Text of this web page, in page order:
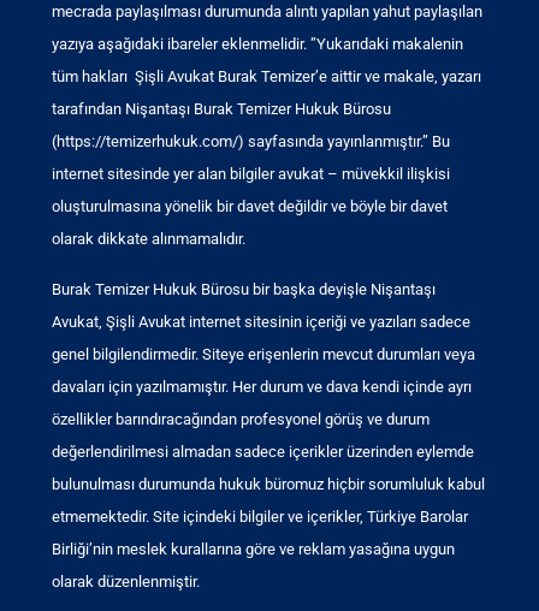
mecrada paylaşılması durumunda alıntı yapılan yahut paylaşılan
yazıya aşağıdaki ibareler eklenmelidir. ”Yukarıdaki makalenin
tüm hakları Şişli Avukat Burak Temizer’e aittir ve makale, yazarı
tarafından Nişantaşı Burak Temizer Hukuk Bürosu
(https://temizerhukuk.com/) sayfasında yayınlanmıştır.” Bu
internet sitesinde yer alan bilgiler avukat – müvekkil ilişkisi
oluşturulmasına yönelik bir davet değildir ve böyle bir davet
olarak dikkate alınmamalıdır.
Burak Temizer Hukuk Bürosu bir başka deyişle Nişantaşı
Avukat, Şişli Avukat internet sitesinin içeriği ve yazıları sadece
genel bilgilendirmedir. Siteye erişenlerin mevcut durumları veya
davaları için yazılmamıştır. Her durum ve dava kendi içinde ayrı
özellikler barındıracağından profesyonel görüş ve durum
değerlendirilmesi almadan sadece içerikler üzerinden eylemde
bulunulması durumunda hukuk büromuz hiçbir sorumluluk kabul
etmemektedir. Site içindeki bilgiler ve içerikler, Türkiye Barolar
Birliği’nin meslek kurallarına göre ve reklam yasağına uygun
olarak düzenlenmiştir.